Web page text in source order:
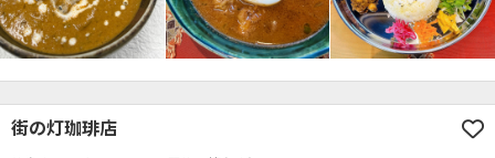
街の灯珈琲店